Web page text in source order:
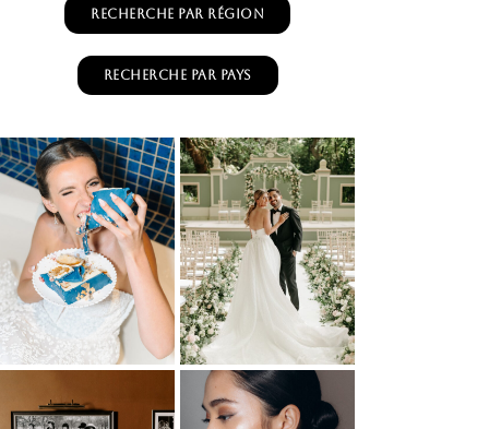
Recherche par RÉGION
Recherche par PAYS